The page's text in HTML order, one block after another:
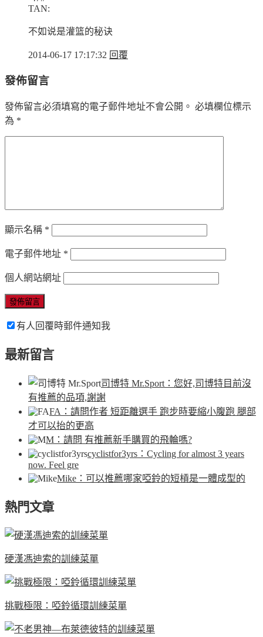
TAN:
不如说是灌篮的秘诀
2014-06-17 17:17:32 回覆
發佈留言
發佈留言必須填寫的電子郵件地址不會公開。 必填欄位標示
為 *
顯示名稱 *
電子郵件地址 *
個人網站網址
有人回覆時郵件通知我
最新留言
司博特 Mr.Sport ：您好,司博特目前沒
有推薦的品項,謝謝
FA ：請問作者 短距離選手 跑步時要縮小腹跑 腿部
才可以抬的更高
M ：請問 有推薦新手購買的飛輪嗎?
cyclistfor3yrs ：Cycling for almost 3 years
now. Feel gre
Mike ：可以推薦哪家啞鈴的短槓是一體成型的
熱門文章
硬漢馮迪索的訓練菜單
挑戰極限：啞鈴循環訓練菜單